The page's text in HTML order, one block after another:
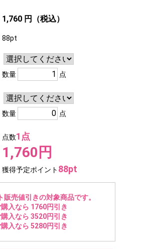
1,760 円（税込）
88pt
数量 点
数量 点
点数1点
1,760円
獲得予定ポイント 88pt
販売値引きの対象商品です。
入なら 1760円引き
入なら 3520円引き
入なら 5280円引き